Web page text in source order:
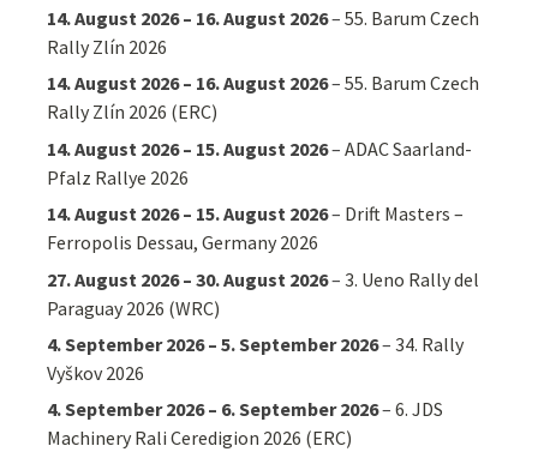
14. August 2026– 16. August 2026–55. Barum Czech
Rally Zlín 2026
14. August 2026– 16. August 2026–55. Barum Czech
Rally Zlín 2026 (ERC)
14. August 2026– 15. August 2026–ADAC Saarland-
Pfalz Rallye 2026
14. August 2026– 15. August 2026– Drift Masters –
Ferropolis Dessau, Germany 2026
27. August 2026– 30. August 2026–3. Ueno Rally del
Paraguay 2026 (WRC)
4. September 2026– 5. September 2026–34. Rally
Vyškov 2026
4. September 2026– 6. September 2026–6. JDS
Machinery Rali Ceredigion 2026 (ERC)